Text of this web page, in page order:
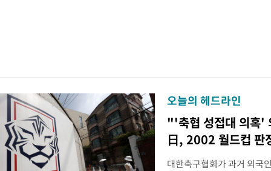
오늘의 헤드라인
"'축협 성접대 의혹'
日, 2002 월드컵 판
대한축구협회가 과거 외국